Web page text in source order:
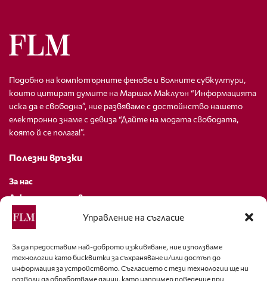
Управление на съгласие
За да предоставим най-доброто изживяване, ние използваме
технологии като бисквитки за съхраняване и/или достъп до
информация за устройството. Съгласието с тези технологии ще ни
позволи да обработваме данни, като например поведение при
Подобно на компютърните фенове и волните субкултури,
които цитират думите на Маршал Маклуън “Информацията
иска да е свободна”, ние развяваме с достойнство нашето
електронно знаме с девиза “Дайте на модата свободата,
която й се полага!”.
Полезни връзки
За нас
Декларация за поверителност
Политика за бисквитки
За контакти
editor@fashion-lifestyle.net